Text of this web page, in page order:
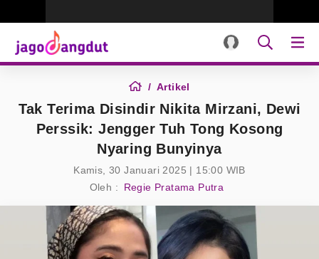
Artikel
Tak Terima Disindir Nikita Mirzani, Dewi
Perssik: Jengger Tuh Tong Kosong
Nyaring Bunyinya
Kamis, 30 Januari 2025 | 15:00 WIB
Oleh :
Regie Pratama Putra